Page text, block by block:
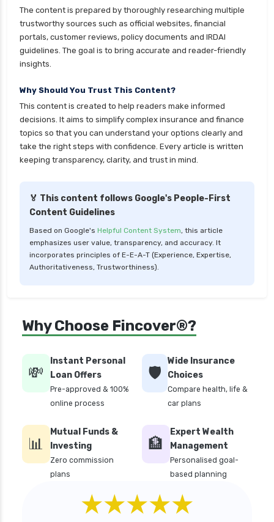
personal loan eligibility yes bank
personal loan for ca
personal loan for defence personnel
personal loan for home renovation
personal loan for it professionals
personal loan for marriage
personal loan for nri
personal loan for salaried individuals
personal loan for self employed
personal loan for women
personal loan in 10 minutes
personal loan in andhra pradesh
personal loan in cochin
personal loan in coimbatore
personal loan in delhi
personal loan in hyderabad
personal loan in kerala
personal loan in lucknow
personal loan in madurai
personal loan in maharashtra
personal loan in mumbai
The content is prepared by thoroughly researching multiple
trustworthy sources such as official websites, financial
portals, customer reviews, policy documents and IRDAI
guidelines. The goal is to bring accurate and reader-friendly
insights.
Why Should You Trust This Content?
This content is created to help readers make informed
decisions. It aims to simplify complex insurance and finance
topics so that you can understand your options clearly and
take the right steps with confidence. Every article is written
keeping transparency, clarity, and trust in mind.
🏅 This content follows Google's People-First
Content Guidelines
Based on Google's Helpful Content System, this article
emphasizes user value, transparency, and accuracy. It
incorporates principles of E-E-A-T (Experience, Expertise,
Authoritativeness, Trustworthiness).
Why Choose Fincover®?
💸
Instant Personal
Loan Offers
Pre-approved & 100%
online process
🛡️
Wide Insurance
Choices
Compare health, life &
car plans
📊
Mutual Funds &
Investing
Zero commission
plans
🏦
Expert Wealth
Management
Personalised goal-
based planning
★★★★★